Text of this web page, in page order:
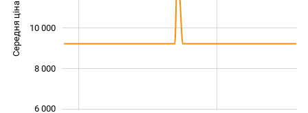
Середня ціна 10 000
6 000
8 000
10 000